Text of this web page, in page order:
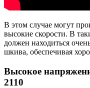
В этом случае могут
высокие скорости. В
должен находиться
шкива, обеспечивая
Высокое
2110